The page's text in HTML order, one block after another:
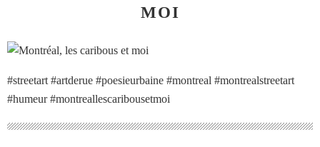
MOI
#streetart #artderue #poesieurbaine #montreal #montrealstreetart
#humeur #montreallescaribousetmoi